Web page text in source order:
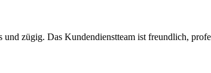
zügig. Das Kundendienstteam ist freundlich,